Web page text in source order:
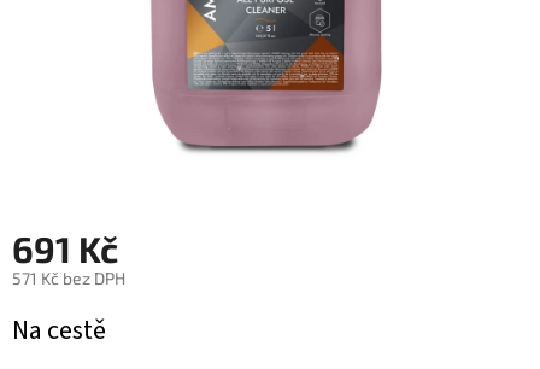
691 Kč
571 Kč bez DPH
cena:
Na cestě